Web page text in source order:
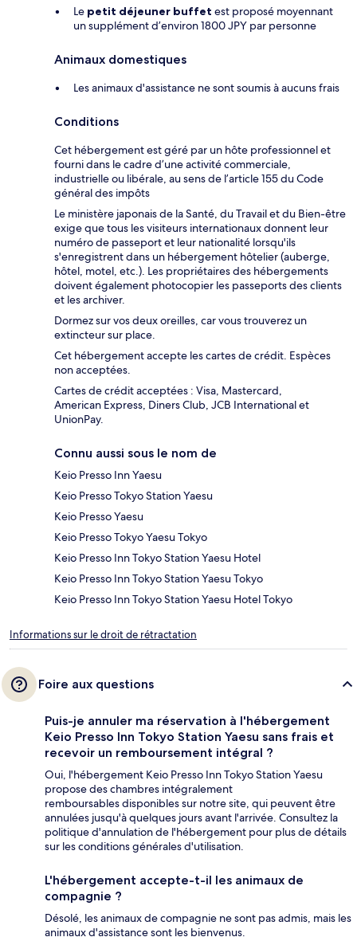
Le petit déjeuner buffet est proposé moyennant
un supplément d’environ 1800 JPY par personne
Animaux domestiques
Les animaux d'assistance ne sont soumis à aucuns frais
Conditions
Cet hébergement est géré par un hôte professionnel et
fourni dans le cadre d’une activité commerciale,
industrielle ou libérale, au sens de l’article 155 du Code
général des impôts
Le ministère japonais de la Santé, du Travail et du Bien-être
exige que tous les visiteurs internationaux donnent leur
numéro de passeport et leur nationalité lorsqu'ils
s'enregistrent dans un hébergement hôtelier (auberge,
hôtel, motel, etc.). Les propriétaires des hébergements
doivent également photocopier les passeports des clients
et les archiver.
Dormez sur vos deux oreilles, car vous trouverez un
extincteur sur place.
Cet hébergement accepte les cartes de crédit. Espèces
non acceptées.
Cartes de crédit acceptées : Visa, Mastercard,
American Express, Diners Club, JCB International et
UnionPay.
Connu aussi sous le nom de
Keio Presso Inn Yaesu
Keio Presso Tokyo Station Yaesu
Keio Presso Yaesu
Keio Presso Tokyo Yaesu Tokyo
Keio Presso Inn Tokyo Station Yaesu Hotel
Keio Presso Inn Tokyo Station Yaesu Tokyo
Keio Presso Inn Tokyo Station Yaesu Hotel Tokyo
Informations sur le droit de rétractation
Foire aux questions
Puis-je annuler ma réservation à l'hébergement
Keio Presso Inn Tokyo Station Yaesu sans frais et
recevoir un remboursement intégral ?
Oui, l'hébergement Keio Presso Inn Tokyo Station Yaesu
propose des chambres intégralement
remboursables disponibles sur notre site, qui peuvent être
annulées jusqu'à quelques jours avant l'arrivée. Consultez la
politique d'annulation de l'hébergement pour plus de détails
sur les conditions générales d'utilisation.
L'hébergement accepte-t-il les animaux de
compagnie ?
Désolé, les animaux de compagnie ne sont pas admis, mais les
animaux d'assistance sont les bienvenus.